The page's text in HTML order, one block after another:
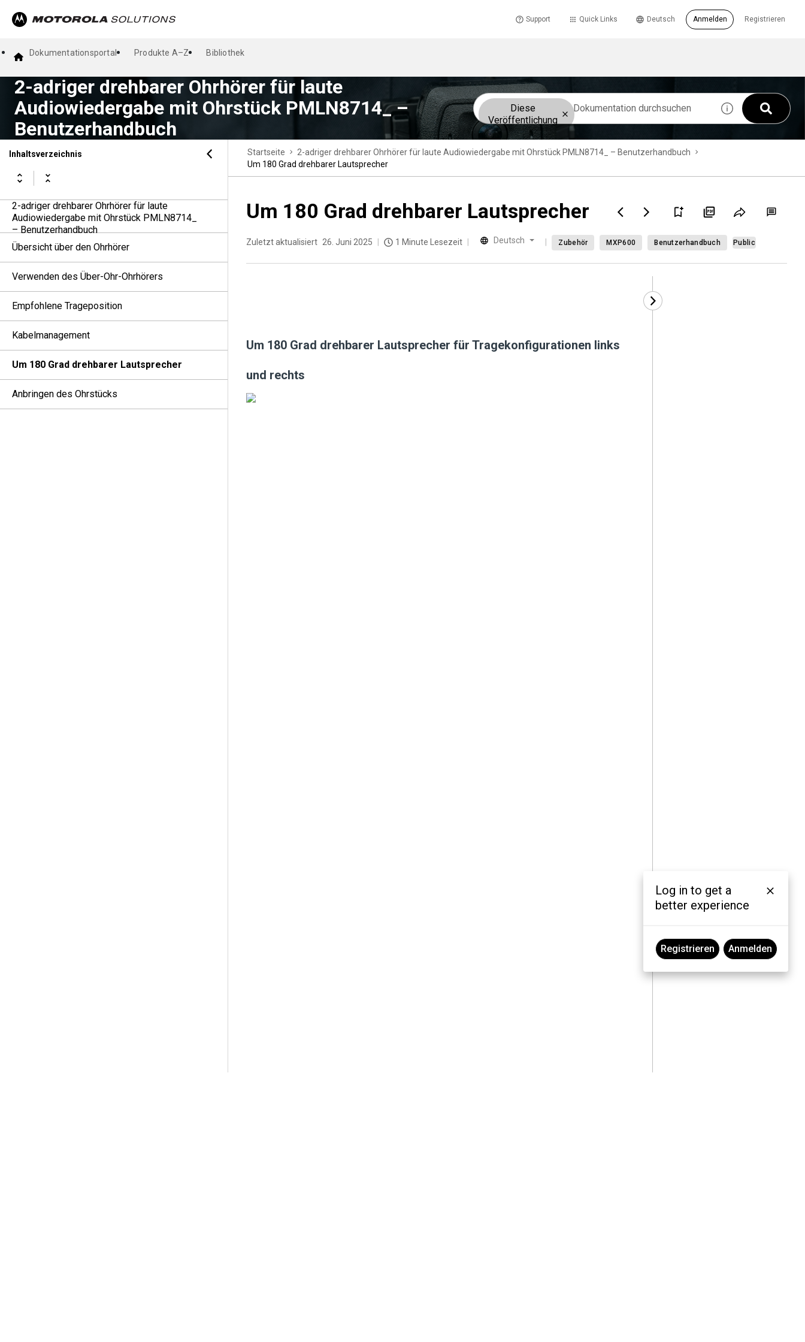
Support Quick Links Registrieren
Deutsch Anmelden
Dokumentationsportal Produkte A–Z Bibliothek
2-adriger drehbarer Ohrhörer für laute
Audiowiedergabe mit Ohrstück PMLN8714_ –
Benutzerhandbuch
Diese
Veröffentlichung
Inhaltsverzeichnis
2-adriger drehbarer Ohrhörer für laute
Audiowiedergabe mit Ohrstück PMLN8714_
– Benutzerhandbuch
Übersicht über den Ohrhörer
Verwenden des Über-Ohr-Ohrhörers
Empfohlene Trageposition
Kabelmanagement
Um 180 Grad drehbarer Lautsprecher
Anbringen des Ohrstücks
Startseite
2-adriger drehbarer Ohrhörer für laute Audiowiedergabe mit Ohrstück PMLN8714_ – Benutzerhandbuch
Um 180 Grad drehbarer Lautsprecher
Um 180 Grad drehbarer Lautsprecher
Zuletzt aktualisiert 26. Juni 2025 1 Minute Lesezeit Deutsch Zubehör MXP600 Benutzerhandbuch Public
Um 180 Grad drehbarer Lautsprecher für Tragekonfigurationen links
und rechts
Log in to get a
better experience
Registrieren Anmelden